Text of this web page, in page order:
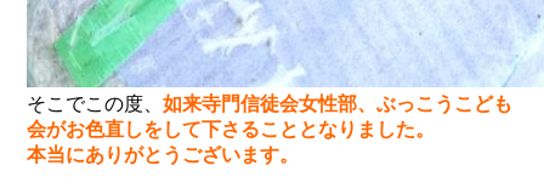
そこでこの度、 如来寺門信徒会女性部、ぶっこうこども
会がお色直しをして下さることとなりました。
本当にありがとうございます。